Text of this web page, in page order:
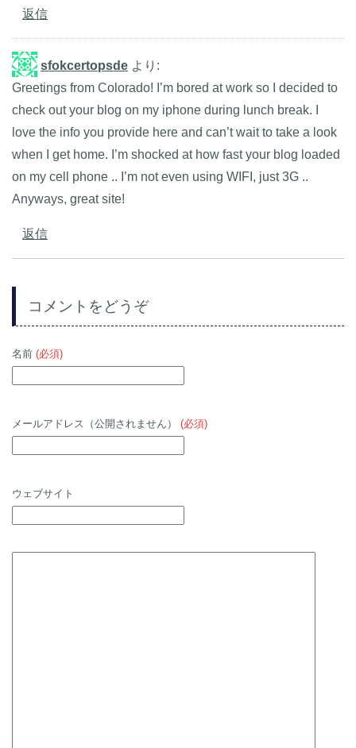
返信
sfokcertopsde より:
Greetings from Colorado! I’m bored at work so I decided to
check out your blog on my iphone during lunch break. I
love the info you provide here and can’t wait to take a look
when I get home. I’m shocked at how fast your blog loaded
on my cell phone .. I’m not even using WIFI, just 3G ..
Anyways, great site!
返信
コメントをどうぞ
名前 (必須)
メールアドレス（公開されません） (必須)
ウェブサイト